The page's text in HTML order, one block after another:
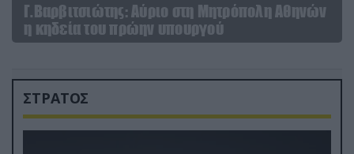
Γ.Βαρβιτσιώτης: Aύριο στη Μητρόπολη Αθηνών
η κηδεία του πρώην υπουργού
ΣΤΡΑΤΟΣ